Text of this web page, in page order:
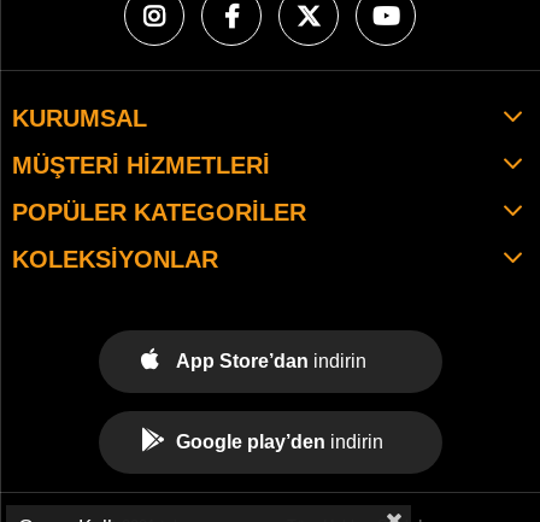
KURUMSAL
MÜŞTERI HIZMETLERI
POPÜLER KATEGORILER
KOLEKSIYONLAR
App Store’dan indirin
Google play’den indirin